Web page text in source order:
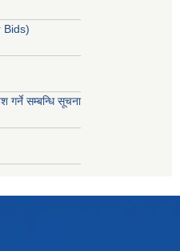
Bids)
गर्ने सम्बन्धि सूचना